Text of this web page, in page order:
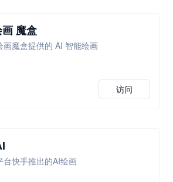
魔盒
画魔盒提供的 AI 智能绘画
访问
台快手推出的AI绘画